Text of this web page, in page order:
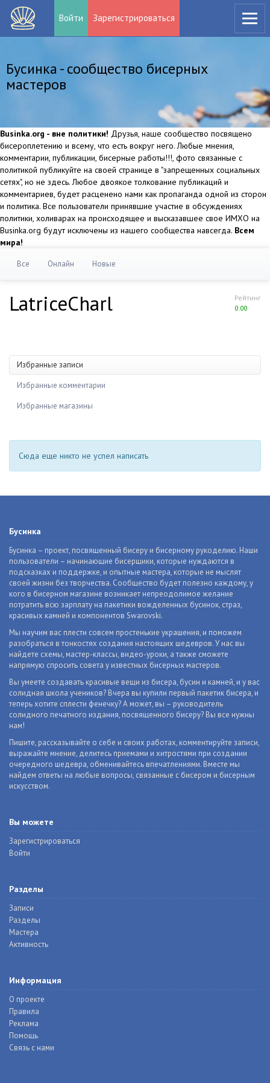
Войти Зарегистрироваться
Бусинка - сообщество бисерных
мастеров
Businka.org - вне политики! Друзья, наше сообщество посвящено
бисероплетению и всему, что есть вокруг него. Любые мнения,
комментарии, публикации, бисерные работы!!!, фото связанные с
политикой публикуйте на своей странице в "запрещенных социальных
сетях", но не здесь. Любое двоякое толкование публикаций и
комментариев, будет расценено нами как пропаганда одной из сторон
и политика. Все пользователи принявшие участие в обсуждениях
политики, холиварах на происходящее и высказавшее свое ИМХО на
Businka.org будут исключены из нашего сообщества навсегда. Всем
мира!
Все Онлайн Новые
Рейтинг
0.00
LatriceCharl
Избранные записи
Избранные комментарии
Избранные магазины
Сюда еще никто не успел написать
Бусинка
Бусинка – проект, посвященный бисеру и бисерному рукоделию. Наши
пользователи – начинающие бисерщики, которые нуждаются в
подсказках и поддержке, и опытные мастера, которые не мыслят
своей жизни без творчества. Сообщество будет полезно каждому, у
кого в бисерном магазине возникает непреодолимое желание
потратить всю зарплату на пакетики вожделенных бусинок, страз,
красивых камней и компонентов Swarovski.
Мы научим вас плести совсем простенькие украшения, и поможем
разобраться в тонкостях создания настоящих шедевров. У нас вы
найдете схемы, мастер-классы, видео-уроки, а также сможете
напрямую спросить совета у известных бисерных мастеров.
Вы умеете создавать красивые вещи из бисера, бусин и камней, и у вас
солидная школа учеников? Вчера вы купили первый пакетик бисера, и
теперь хотите сплести фенечку? А может, вы – руководитель
солидного печатного издания, посвященного бисеру? Вы все нужны
нам!
Пишите, рассказывайте о себе и своих работах, комментируйте записи,
выражайте мнение, делитесь приемами и хитростями при создании
очередного шедевра, обменивайтесь впечатлениями. Вместе мы
найдем ответы на любые вопросы, связанные с бисером и бисерным
искусством.
Вы можете
Зарегистрироваться
Войти
Разделы
Записи
Разделы
Мастера
Активность
Информация
О проекте
Правила
Реклама
Помощь
Связь с нами